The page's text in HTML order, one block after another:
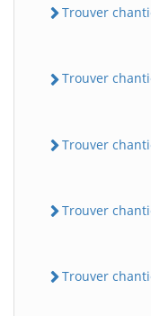
Trouver
Trouver
Trouver
Trouver
Trouver